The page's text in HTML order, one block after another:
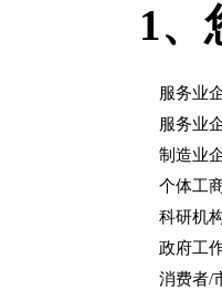
1、
服务业
服务业
制造业
个体工
科研机
政府工
消费者/